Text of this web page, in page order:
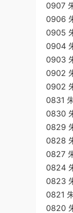
0907
0906
0905
0904
0903
0902
0902
0831
0830
0829
0828
0827
0824
0823
0821
0820